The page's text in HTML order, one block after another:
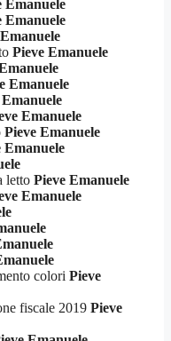
Emanuele
Emanuele
Pieve Emanuele
Emanuele
Emanuele
Pieve Emanuele
Emanuele
letto Pieve Emanuele
Emanuele
colori Pieve
fiscale 2019 Pieve